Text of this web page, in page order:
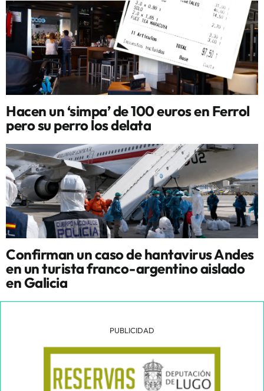
Hacen un ‘simpa’ de 100 euros en Ferrol
pero su perro los delata
Confirman un caso de hantavirus Andes
en un turista franco-argentino aislado
en Galicia
PUBLICIDAD